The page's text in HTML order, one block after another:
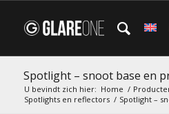
Spotlight – snoot base en
U bevindt zich hier: Home /
Spotlights en reflectors / Spotlight –